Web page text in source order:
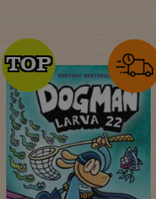
TOP
TOP